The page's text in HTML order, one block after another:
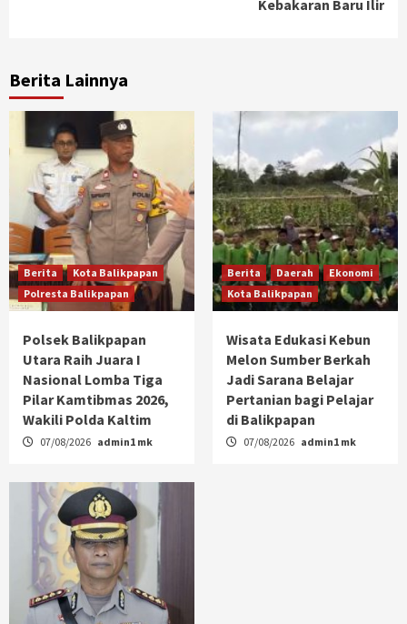
Kebakaran Baru Ilir
Berita Lainnya
Berita
Kota Balikpapan
Polresta Balikpapan
Polsek Balikpapan
Utara Raih Juara I
Nasional Lomba Tiga
Pilar Kamtibmas 2026,
Wakili Polda Kaltim
07/08/2026 admin1 mk
Berita Daerah
Ekonomi
Kota Balikpapan
Wisata Edukasi Kebun
Melon Sumber Berkah
Jadi Sarana Belajar
Pertanian bagi Pelajar
di Balikpapan
07/08/2026 admin1 mk